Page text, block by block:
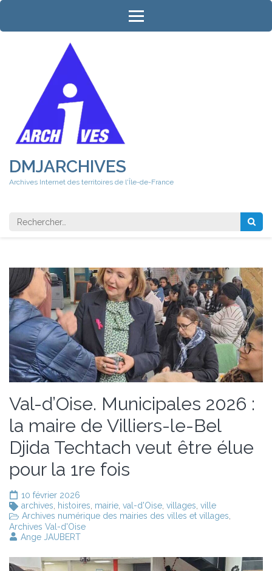
Aller
contenu
DMJARCHIVES
Archives Internet des territoires de l'Île-de-France
Rechercher
Val-d’Oise. Municipales 2026 :
la maire de Villiers-le-Bel
Djida Techtach veut être élue
pour la 1re fois
10 février 2026
archives, histoires, mairie, val-d'Oise, villages, ville
Archives numérique des mairies des villes et villages,
Archives Val-d'Oise
Ange JAUBERT